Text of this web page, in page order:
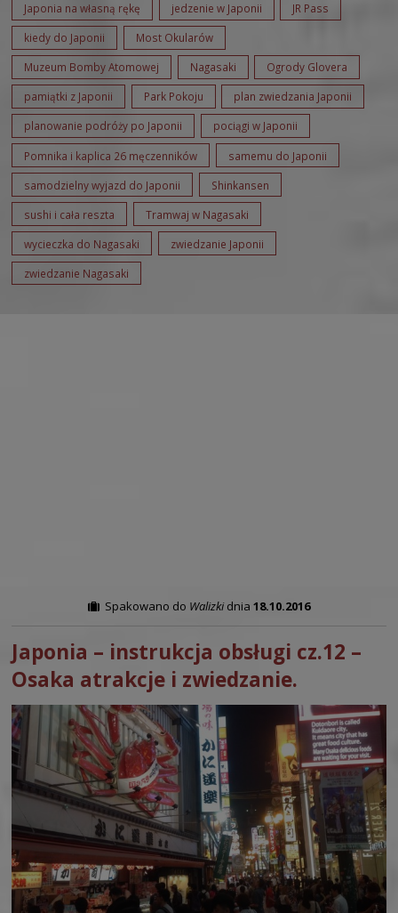
Japonia na własną rękę jedzenie w Japonii JR Pass
kiedy do Japonii Most Okularów
Muzeum Bomby Atomowej Nagasaki Ogrody Glovera
pamiątki z Japonii Park Pokoju plan zwiedzania Japonii
planowanie podróży po Japonii pociągi w Japonii
Pomnika i kaplica 26 męczenników samemu do Japonii
samodzielny wyjazd do Japonii Shinkansen
sushi i cała reszta Tramwaj w Nagasaki
wycieczka do Nagasaki zwiedzanie Japonii
zwiedzanie Nagasaki
Spakowano do Walizkidnia 18.10.2016
Japonia – instrukcja obsługi cz.12 –
Osaka atrakcje i zwiedzanie.